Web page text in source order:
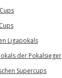
Ligapokals
der Pokalsieger
Supercups